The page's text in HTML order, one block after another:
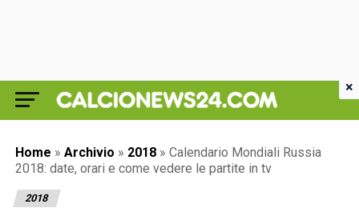
Home » Archivio » 2018 » Calendario Mondiali Russia
2018: date, orari e come vedere le partite in tv
2018
×